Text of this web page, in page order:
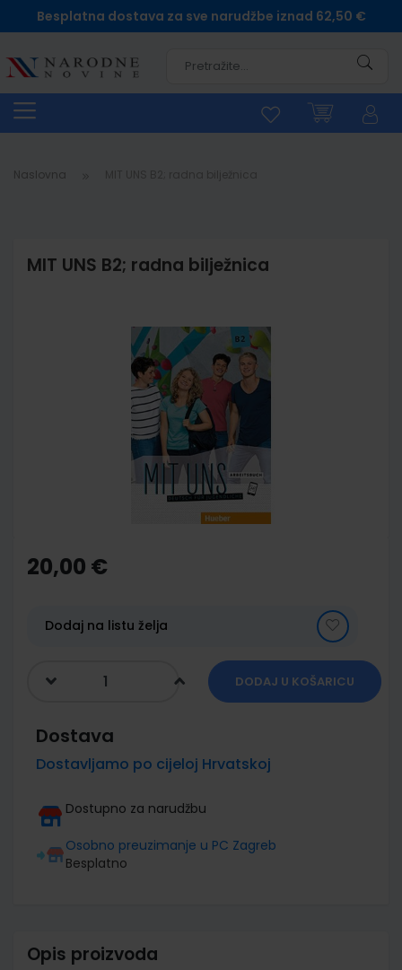
Besplatna dostava za sve narudžbe iznad 62,50 €
Naslovna
MIT UNS B2; radna bilježnica
the
beginning
gallery
20,00 €
Dodaj na listu želja
DODAJ U KOŠARICU
Dostava
Dostavljamo po cijeloj Hrvatskoj
Dostupno za narudžbu
Osobno preuzimanje u PC Zagreb
Besplatno
Opis proizvoda